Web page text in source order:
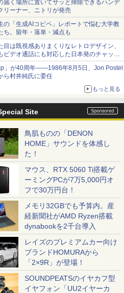
届く場所に置いてサッと掃除できるハンデ
リーナー、ニトリが発売
の「生成AIコピペ」レポートで悩む大学教
ち。留年・落単・減点も
目は既視感ありまくりなレトロデザイン、
ビデオ通話にも対応した日本発のチャット
リが登場【やじうまWatch】
.jp」が40周年――1986年8月5日、Jon Postel
ら村井純氏に委任
もっと見る
Site
鳥肌ものの「DENON
HOME」サウンドを体感し
た！
マウス、RTX 5060 Ti搭載ゲ
ーミングPCが7万5,000円オ
フで30万円台！
メモリ32GBでも予算内。産
経新聞社がAMD Ryzen搭載
dynabookを2千台導入
レイズのプレミアムカー向け
ブランドHOMURAから
「2×9R」が登場！
SOUNDPEATSのイヤカフ型
イヤフォン「UU2イヤーカ